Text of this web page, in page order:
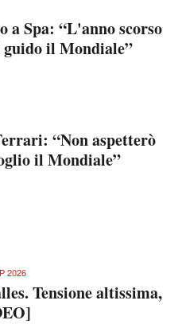
Spa: “L'anno scorso
guido il Mondiale”
“Non aspetterò
il Mondiale”
2026
Tensione altissima,